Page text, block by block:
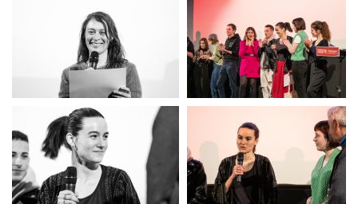
festival du film court festival du film court